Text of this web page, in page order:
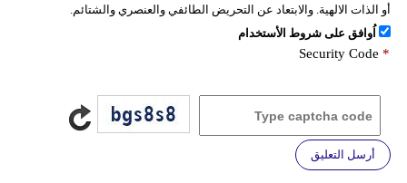
أو الذات الالهية. والابتعاد عن التحريض الطائفي والعنصري والشتائم.
اُوافق على شروط الأستخدام
Security Code *
أرسل التعليق